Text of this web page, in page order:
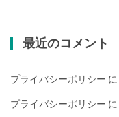
最近のコメント
プライバシーポリシー に
プライバシーポリシー に